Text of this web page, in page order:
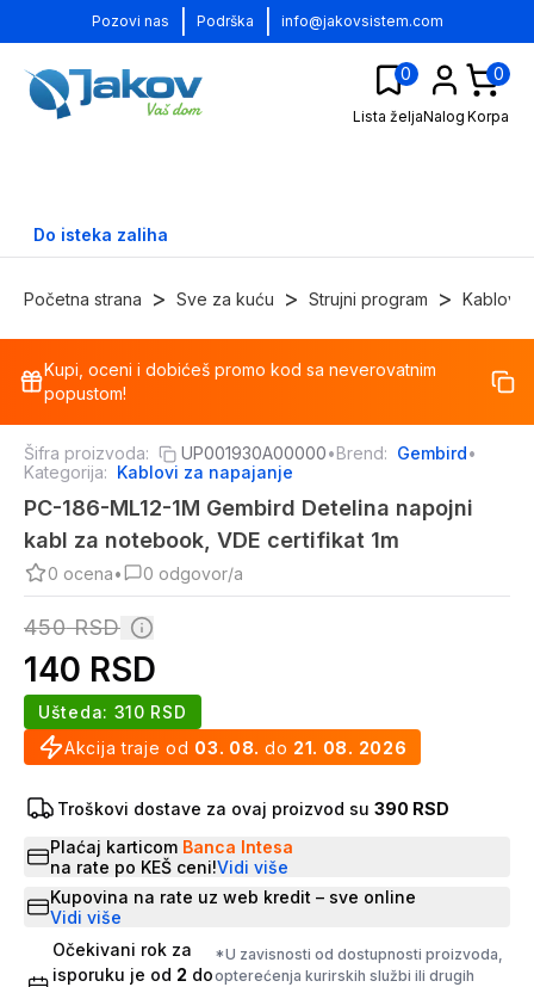
Pozovi nas Podrška info@jakovsistem.com
0
Lista željaNalog
0
Korpa
Do isteka zaliha
Početna strana > Sve za kuću > Strujni program > Kablovi
%
Kupi, oceni i dobićeš promo kod sa neverovatnim
popustom!
Šifra proizvoda: UP001930A00000•Brend: Gembird•
Kategorija: Kablovi za napajanje
PC-186-ML12-1M Gembird Detelina napojni
kabl za notebook, VDE certifikat 1m
0 ocena• 0 odgovor/a
450RSD
140 RSD
Akcija traje od 03. 08. do 21. 08. 2026
Ušteda: 310 RSD
Troškovi dostave za ovaj proizvod su 390 RSD
Plaćaj karticom Banca Intesa
na rate po KEŠ ceni!Vidi više
Kupovina na rate uz web kredit – sve online
Vidi više
Očekivani rok za
isporuku je od 2 do
*U zavisnosti od dostupnosti proizvoda,
opterećenja kurirskih službi ili drugih